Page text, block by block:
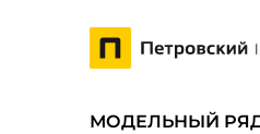
МОДЕЛЬНЫЙ